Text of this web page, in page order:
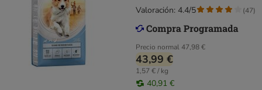
Precio normal47,98 €
43,99 €
1,57 € / kg
40,91 €
Valoración: 4.4/5 (47)